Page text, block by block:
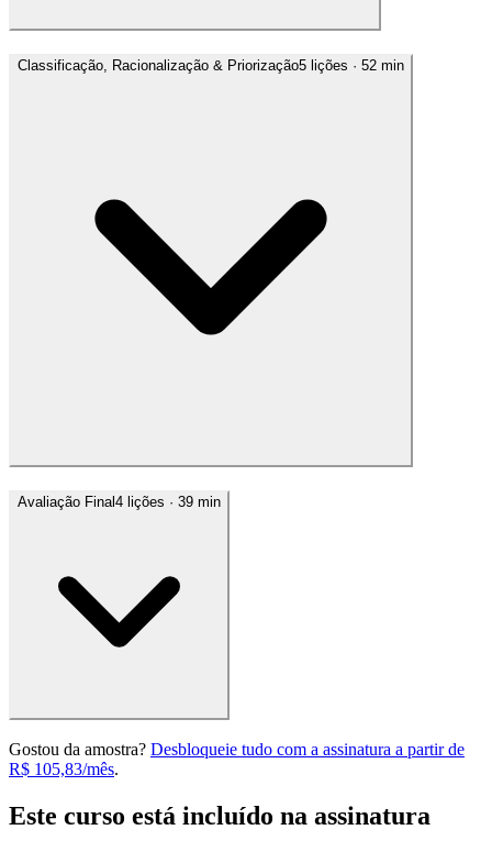
Classificação, Racionalização & Priorização5 lições · 52 min
Avaliação Final4 lições · 39 min
Gostou da amostra? Desbloqueie tudo com a assinatura a partir de
R$ 105,83/mês.
Este curso está incluído na assinatura